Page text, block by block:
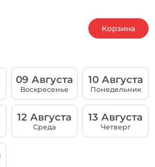
09 Августа
Воскресенье
10 Августа
Понедельник
12 Августа
Среда
13 Августа
Четверг
Корзина